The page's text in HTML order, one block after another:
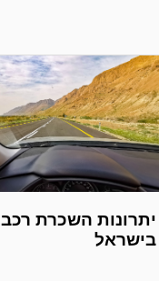
יתרונות השכרת רכב
בישראל